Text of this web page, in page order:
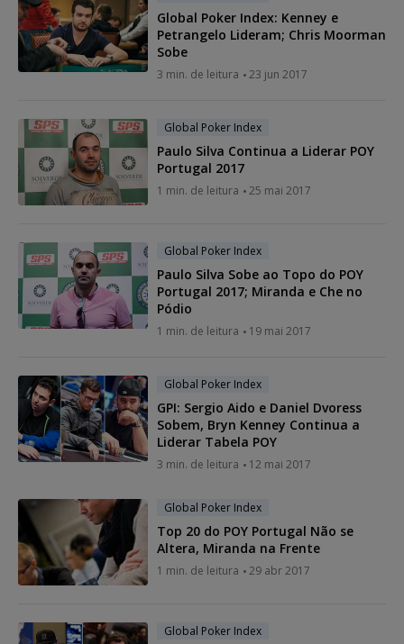
Global Poker Index: Kenney e
Petrangelo Lideram; Chris Moorman
Sobe
3 min. de leitura 23 jun 2017
Global Poker Index
Paulo Silva Continua a Liderar POY
Portugal 2017
1 min. de leitura 25 mai 2017
Global Poker Index
Paulo Silva Sobe ao Topo do POY
Portugal 2017; Miranda e Che no
Pódio
1 min. de leitura 19 mai 2017
Global Poker Index
GPI: Sergio Aido e Daniel Dvoress
Sobem, Bryn Kenney Continua a
Liderar Tabela POY
3 min. de leitura 12 mai 2017
Global Poker Index
Top 20 do POY Portugal Não se
Altera, Miranda na Frente
1 min. de leitura 29 abr 2017
Global Poker Index